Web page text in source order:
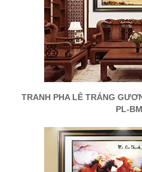
TRANH PHA LÊ TRÁNG
PL-